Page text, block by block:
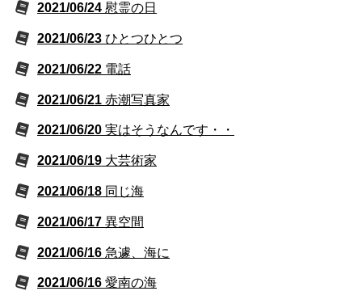
2021/06/24 慰霊の日
2021/06/23 ひとつひとつ
2021/06/22 電話
2021/06/21 赤潮写真家
2021/06/20 実はそうなんです・・
2021/06/19 大芸術家
2021/06/18 同じ海
2021/06/17 異空間
2021/06/16 急遽、海に
2021/06/16 愛南の海